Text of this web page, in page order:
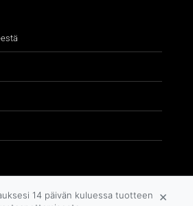
14 päivän kuluessa tuotteen
×